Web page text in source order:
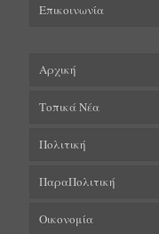
Επικοινωνία
Αρχική
Τοπικά Νέα
Πολιτική
ΠαραΠολιτική
Οικονομία